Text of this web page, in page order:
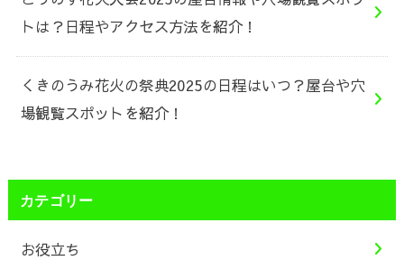
トは？日程やアクセス方法を紹介！
くきのうみ花火の祭典2025の日程はいつ？屋台や穴
場観覧スポットを紹介！
カテゴリー
お役立ち